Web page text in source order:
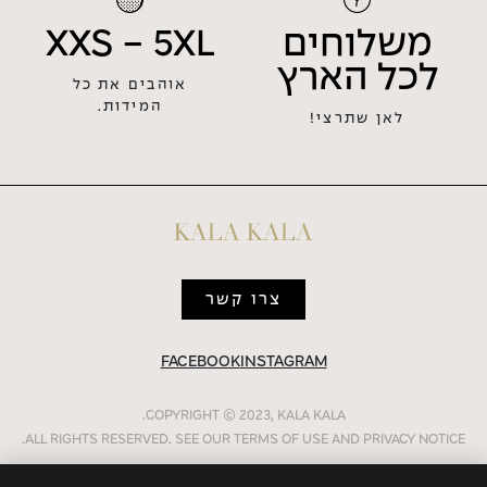
משלוחים
לכל הארץ
לאן שתרצי!
XXS - 5XL
אוהבים את כל
המידות.
צרו קשר
INSTAGRAM
FACEBOOK
COPYRIGHT © 2023, KALA KALA
.
ALL RIGHTS RESERVED. SEE OUR TERMS OF USE AND PRIVACY NOTICE.